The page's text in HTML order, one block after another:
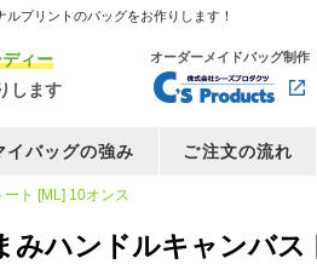
プリントのバッグをお作りします！
ィー
します
オーダーメイドバッグ制作
イバッグの強み ご注文の流れ
ト [ML] 10オンス
みハンドルキャンバ